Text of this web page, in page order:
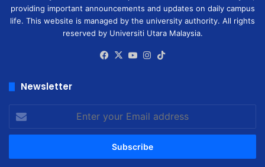
providing important announcements and updates on daily campus
life. This website is managed by the university authority. All rights
reserved by Universiti Utara Malaysia.
Facebook
X YouTubeInstagram
Newsletter
your
Email